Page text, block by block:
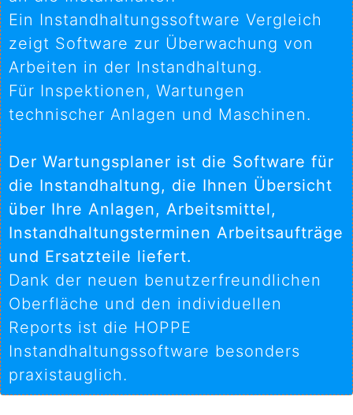
Ein Instandhaltungssoftware Vergleich
zeigt Software zur Überwachung von
Arbeiten in der Instandhaltung.
Für Inspektionen, Wartungen
technischer Anlagen und Maschinen.
Der Wartungsplaner ist die Software für
die Instandhaltung, die Ihnen Übersicht
über Ihre Anlagen, Arbeitsmittel,
Instandhaltungsterminen Arbeitsaufträge
und Ersatzteile liefert.
Dank der neuen benutzerfreundlichen
Oberfläche und den individuellen
Reports ist die HOPPE
Instandhaltungssoftware besonders
praxistauglich.